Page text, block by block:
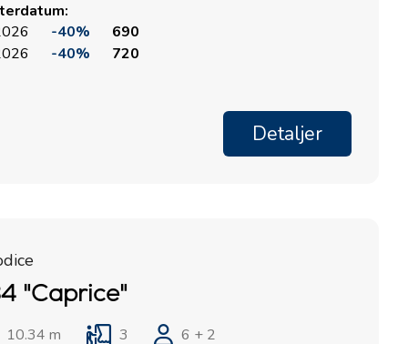
-40%
690
-40% 720
Detaljer
"Caprice"
10.34 m 3
6 + 2